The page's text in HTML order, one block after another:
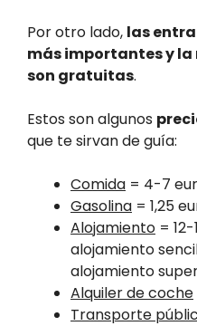
Por otro lado, las
más importantes y
son gratuitas.
Estos son algunos
que te sirvan de guía:
Comida = 4-7
Gasolina = 1,25
Alojamiento =
alojamiento
alojamiento
Alquiler de coche
Transporte